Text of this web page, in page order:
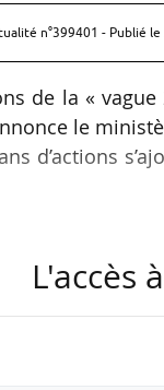
n°399401 - Publié le
de la «
le
d’actions
les ravageurs
de terre
L'accès